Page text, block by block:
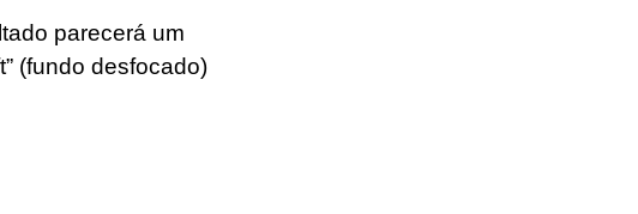
parecerá um
(fundo desfocado)